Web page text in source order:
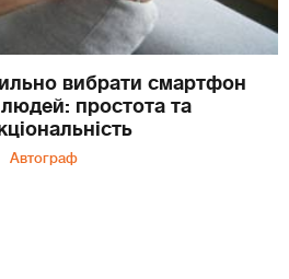
вибрати смартфон
людей: простота та
Автограф